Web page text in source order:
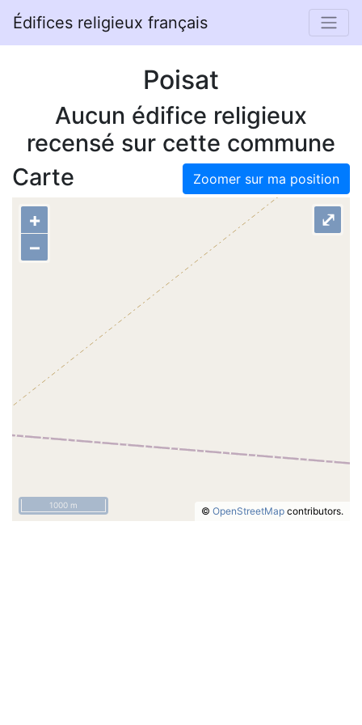
Édifices religieux français
Poisat
Aucun édifice religieux
recensé sur cette commune
Zoomer sur ma position
Carte
+
–
© OpenStreetMap contributors.
⤢
1000 m